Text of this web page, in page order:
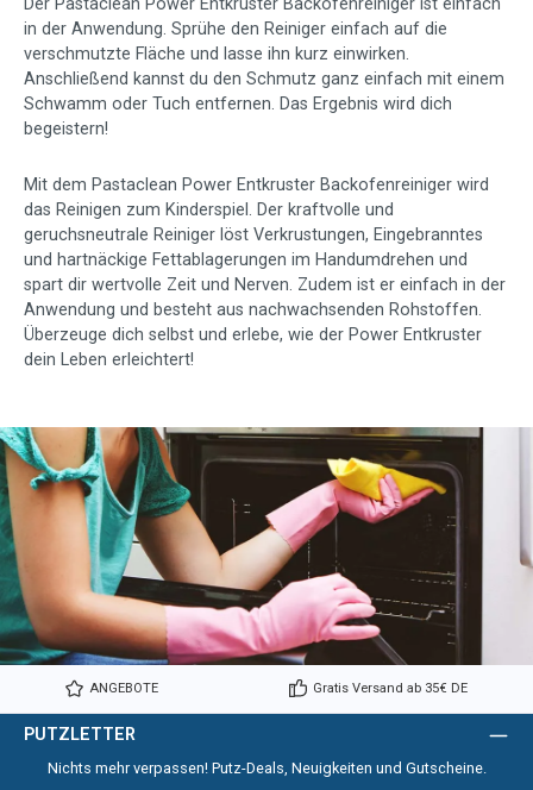
Der Pastaclean Power Entkruster Backofenreiniger ist einfach
in der Anwendung. Sprühe den Reiniger einfach auf die
verschmutzte Fläche und lasse ihn kurz einwirken.
Anschließend kannst du den Schmutz ganz einfach mit einem
Schwamm oder Tuch entfernen. Das Ergebnis wird dich
begeistern!
Mit dem Pastaclean Power Entkruster Backofenreiniger wird
das Reinigen zum Kinderspiel. Der kraftvolle und
geruchsneutrale Reiniger löst Verkrustungen, Eingebranntes
und hartnäckige Fettablagerungen im Handumdrehen und
spart dir wertvolle Zeit und Nerven. Zudem ist er einfach in der
Anwendung und besteht aus nachwachsenden Rohstoffen.
Überzeuge dich selbst und erlebe, wie der Power Entkruster
dein Leben erleichtert!
Slider überspringen
ANGEBOTE Gratis Versand ab 35€ DE
PUTZLETTER
Nichts mehr verpassen! Putz-Deals, Neuigkeiten und Gutscheine.